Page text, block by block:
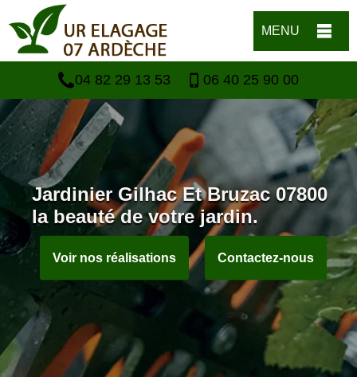
MENU
04 82 29 13 53 06 40 25 90 00
Jardinier Gilhac Et Bruzac 07800
la beauté de votre jardin.
Voir nos réalisations Contactez-nous